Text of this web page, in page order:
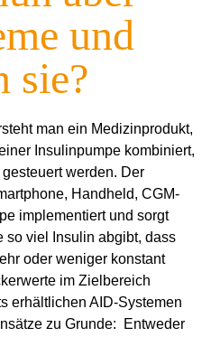
und
sie?
man ein Medizinprodukt,
Insulinpumpe kombiniert,
werden. Der
Handheld, CGM-
implementiert und sorgt
so viel Insulin abgibt, dass
oder weniger konstant
im Zielbereich
erhältlichen AID-Systemen
zu Grunde: Entweder